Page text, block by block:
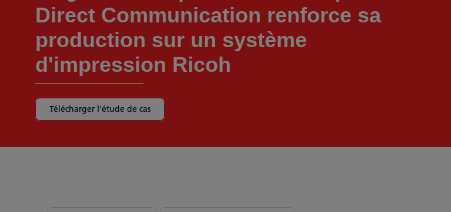
Direct Communication renforce sa
production sur un système
d'impression Ricoh
Télécharger l'étude de cas